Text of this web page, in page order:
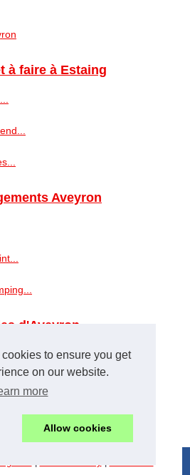
to ensure you get
on our website.
more
Allow cookies
à faire à Estaing
Aveyron
d'Aveyron
:...